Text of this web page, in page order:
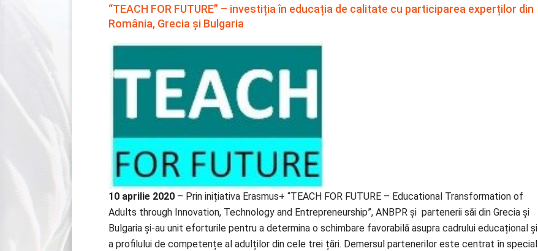
“TEACH FOR FUTURE” – investiția în educația de calitate cu participarea experților din
România, Grecia și Bulgaria
10 aprilie 2020 – Prin inițiativa Erasmus+ “TEACH FOR FUTURE – Educational Transformation of
Adults through Innovation, Technology and Entrepreneurship”, ANBPR și partenerii săi din Grecia și
Bulgaria și-au unit eforturile pentru a determina o schimbare favorabilă asupra cadrului educațional și
a profilului de competențe al adulților din cele trei țări. Demersul partenerilor este centrat în special